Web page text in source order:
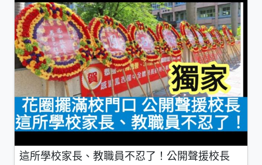
這所學校家長、教職員不忍了！公開聲援校長